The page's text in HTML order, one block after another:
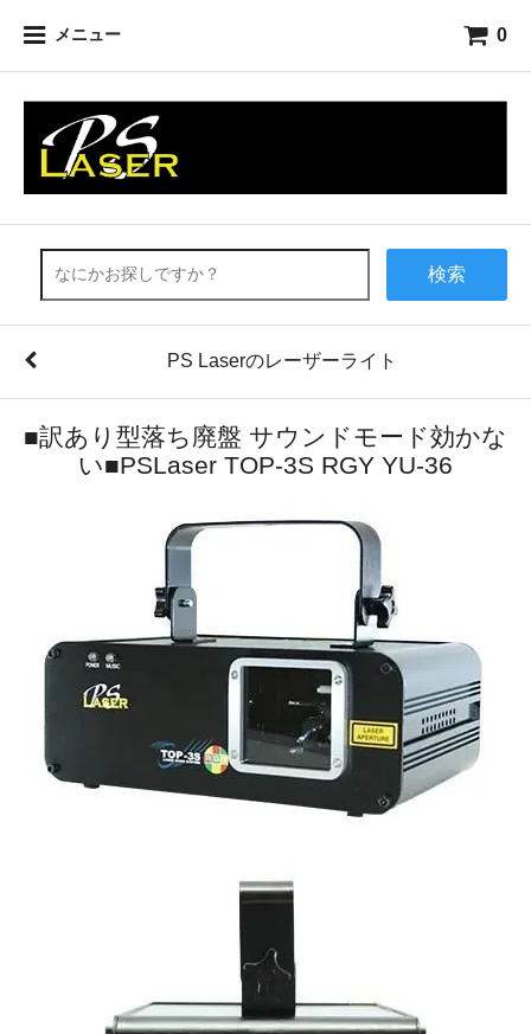
メニュー 0
検索
PS Laserのレーザーライト
■訳あり型落ち廃盤 サウンドモード効かな
い■PSLaser TOP-3S RGY YU-36